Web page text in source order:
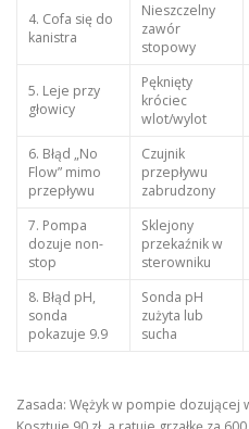
4. Cofa się do
kanistra
Nieszczelny
zawór
stopowy
5. Leje przy
głowicy
Pęknięty
króciec
wlot/wylot
6. Błąd „No
Flow” mimo
przepływu
Czujnik
przepływu
zabrudzony
7. Pompa
dozuje non-
stop
Sklejony
przekaźnik w
sterowniku
8. Błąd pH,
sonda
pokazuje 9.9
Sonda pH
zużyta lub
sucha
Zasada: Wężyk w pompie dozującej